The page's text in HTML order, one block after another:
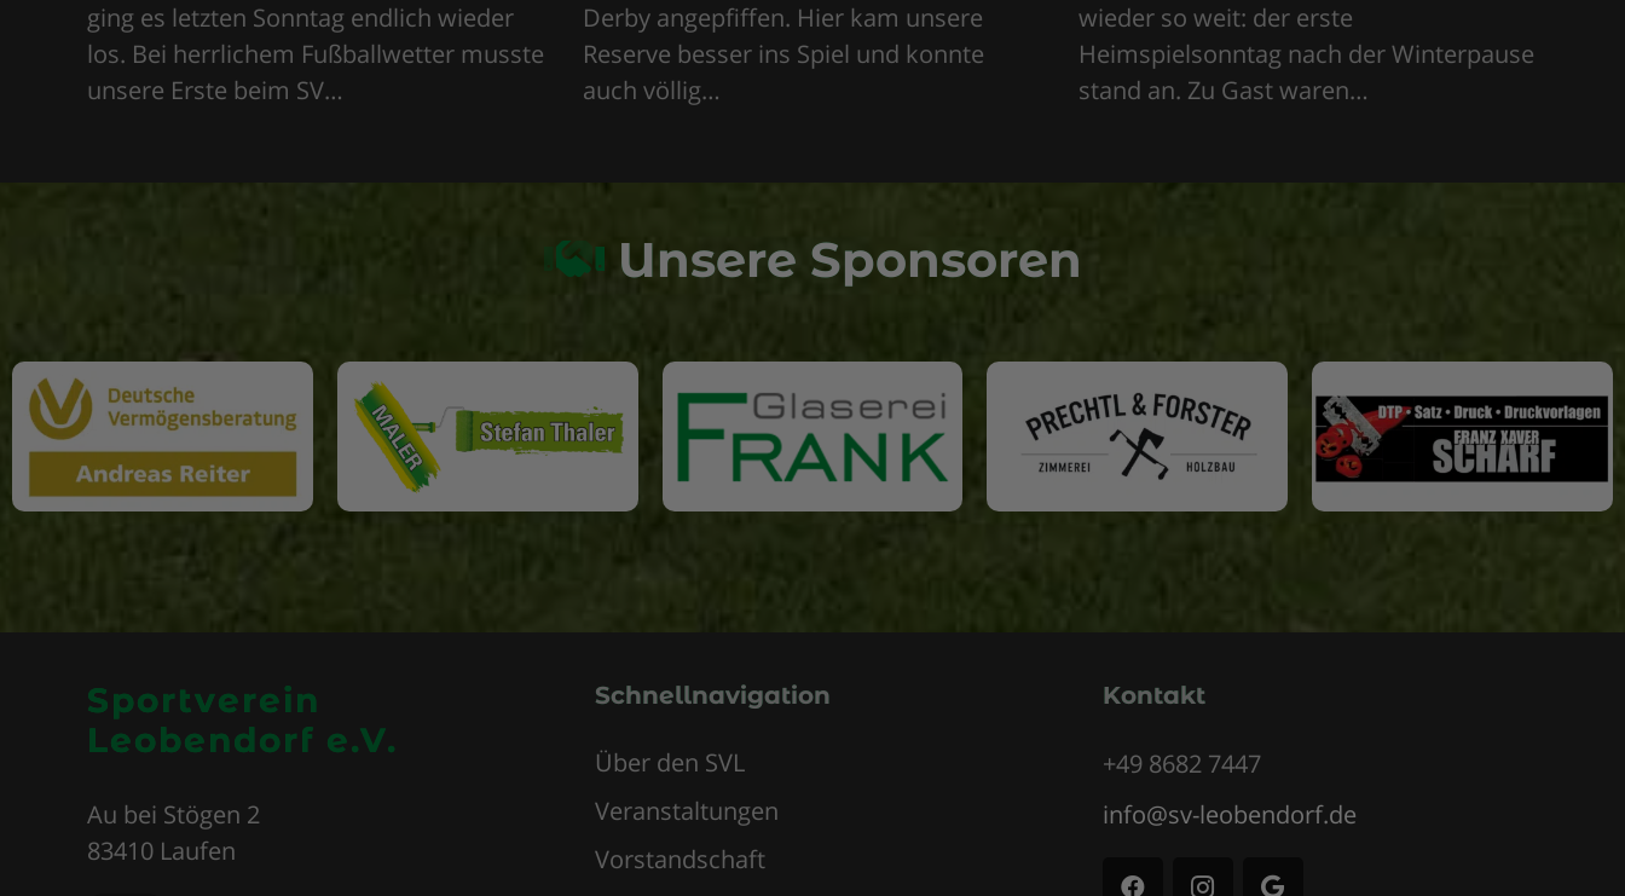
ging es letzten Sonntag endlich wieder
los. Bei herrlichem Fußballwetter musste
unsere Erste beim SV…
Derby angepfiffen. Hier kam unsere
Reserve besser ins Spiel und konnte
auch völlig…
wieder so weit: der erste
Heimspielsonntag nach der Winterpause
stand an. Zu Gast waren…
Unsere Sponsoren
Sportverein
Leobendorf e.V.
Au bei Stögen 2
83410 Laufen
Schnellnavigation
Über den SVL
Veranstaltungen
Vorstandschaft
Kontakt
+49 8682 7447
info@sv-leobendorf.de